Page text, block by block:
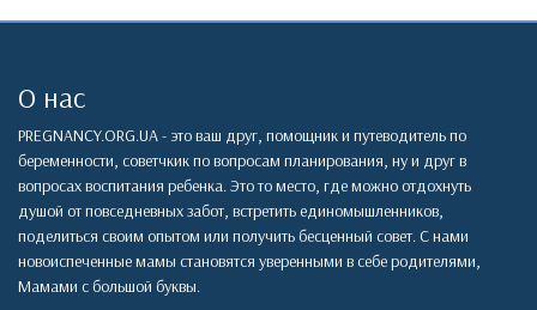
О нас
PREGNANCY.ORG.UA - это ваш друг, помощник и путеводитель по
беременности, советчкик по вопросам планирования, ну и друг в
вопросах воспитания ребенка. Это то место, где можно отдохнуть
душой от повседневных забот, встретить единомышленников,
поделиться своим опытом или получить бесценный совет. С нами
новоиспеченные мамы становятся уверенными в себе родителями,
Мамами с большой буквы.